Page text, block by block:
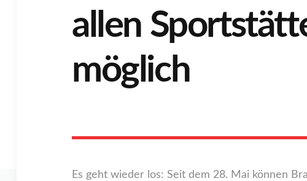
allen
möglich
Es geht wieder los: Seit dem 28. Mai können